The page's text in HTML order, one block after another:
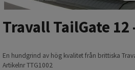
Travall TailGate
En hundgrind av hög kvalitet från brittiska
Artikelnr TTG1002